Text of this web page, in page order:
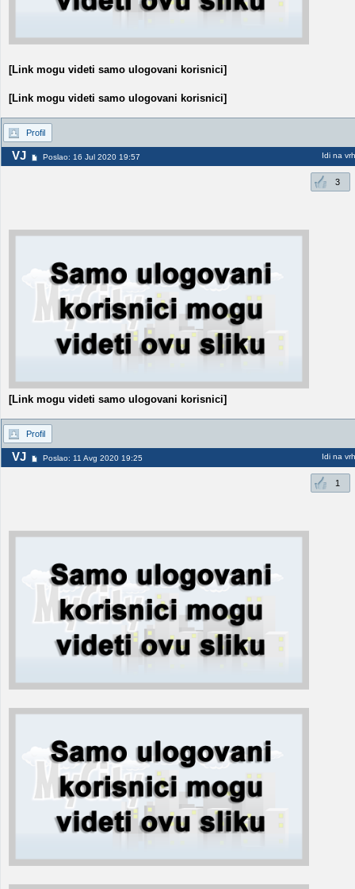
[Link mogu videti samo ulogovani korisnici]
[Link mogu videti samo ulogovani korisnici]
Profil
VJ Poslao: 16 Jul 2020 19:57 Idi na vrh
3
[Link mogu videti samo ulogovani korisnici]
Profil
VJ Poslao: 11 Avg 2020 19:25 Idi na vrh
1